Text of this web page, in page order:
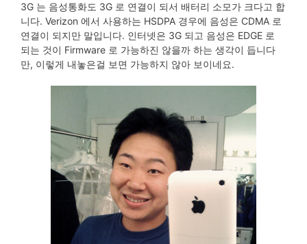
3G 는 음성통화도 3G 로 연결이 되서 배터리 소모가 크다고 합
니다. Verizon 에서 사용하는 HSDPA 경우에 음성은 CDMA 로
연결이 되지만 말입니다. 인터넷은 3G 되고 음성은 EDGE 로
되는 것이 Firmware 로 가능하진 않을까 하는 생각이 듭니다
만, 이렇게 내놓은걸 보면 가능하지 않아 보이네요.